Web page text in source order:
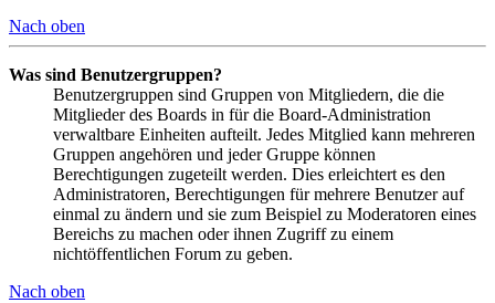
Nach oben
Was sind Benutzergruppen?
Benutzergruppen sind Gruppen von Mitgliedern, die die
Mitglieder des Boards in für die Board-Administration
verwaltbare Einheiten aufteilt. Jedes Mitglied kann mehreren
Gruppen angehören und jeder Gruppe können
Berechtigungen zugeteilt werden. Dies erleichtert es den
Administratoren, Berechtigungen für mehrere Benutzer auf
einmal zu ändern und sie zum Beispiel zu Moderatoren eines
Bereichs zu machen oder ihnen Zugriff zu einem
nichtöffentlichen Forum zu geben.
Nach oben